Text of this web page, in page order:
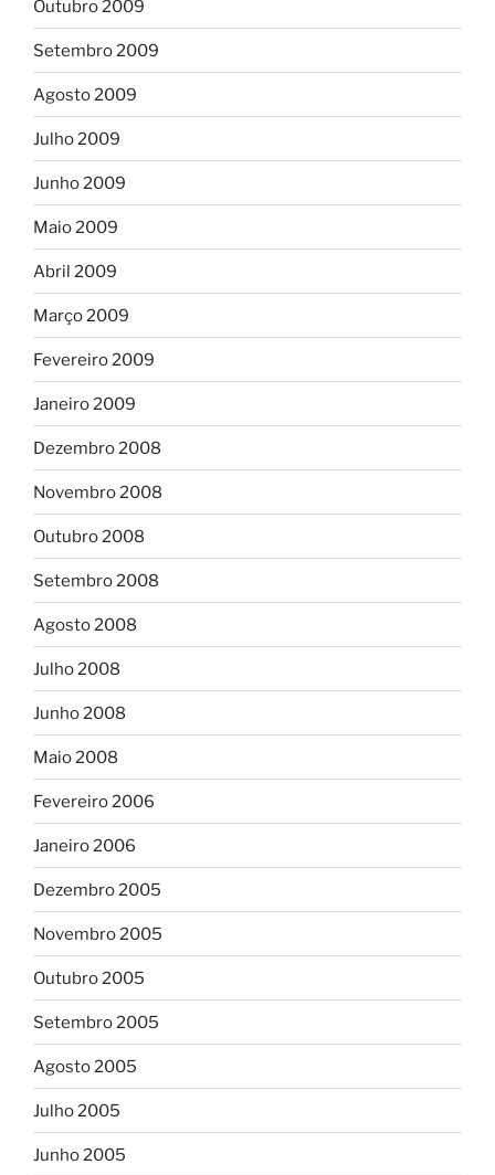
Outubro 2009
Setembro 2009
Agosto 2009
Julho 2009
Junho 2009
Maio 2009
Abril 2009
Março 2009
Fevereiro 2009
Janeiro 2009
Dezembro 2008
Novembro 2008
Outubro 2008
Setembro 2008
Agosto 2008
Julho 2008
Junho 2008
Maio 2008
Fevereiro 2006
Janeiro 2006
Dezembro 2005
Novembro 2005
Outubro 2005
Setembro 2005
Agosto 2005
Julho 2005
Junho 2005